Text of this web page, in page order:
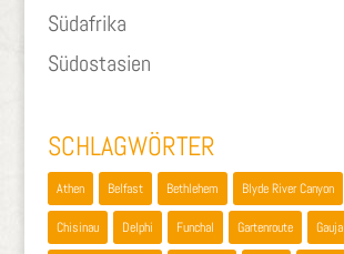
Südafrika
Südostasien
SCHLAGWÖRTER
Athen Belfast Bethlehem Blyde River Canyon
Chisinau Delphi Funchal Gartenroute Gauja